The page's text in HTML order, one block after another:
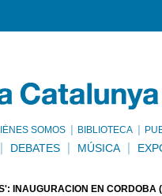
SOMOS BIBLIOTECA
DEBATES MÚSICA
INAUGURACIÓN EN CÓRDOBA